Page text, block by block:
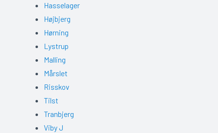
Hasselager
Højbjerg
Hørning
Lystrup
Malling
Mårslet
Risskov
Tilst
Tranbjerg
Viby J